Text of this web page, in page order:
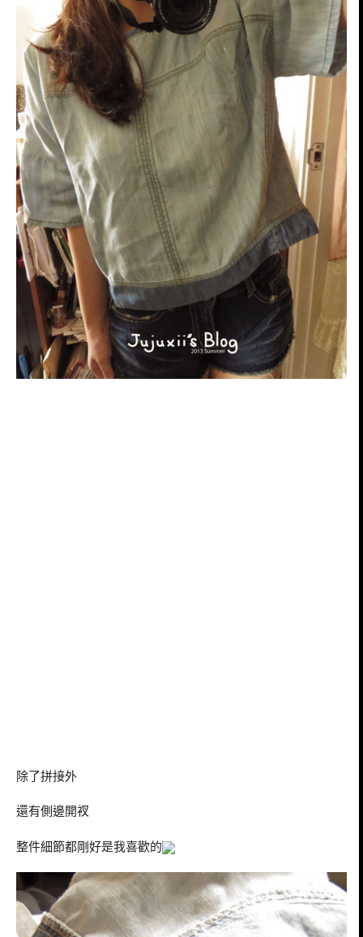
除了拼接外
還有側邊開衩
整件細節都剛好是我喜歡的